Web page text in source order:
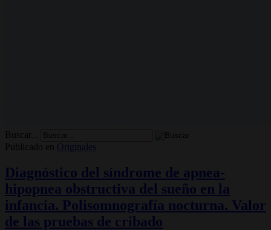
Buscar...
Publicado en
Originales
Diagnóstico del síndrome de apnea-
hipopnea obstructiva del sueño en la
infancia. Polisomnografía nocturna. Valor
de las pruebas de cribado